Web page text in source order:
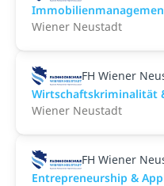
Wiener Neustadt
FH Wiener
Wirtschaftskriminalität
Wiener Neustadt
FH Wiener
Entrepreneurship &